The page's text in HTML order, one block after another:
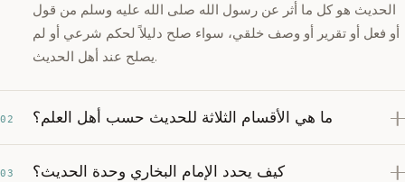
الحديث هو كل ما أُثر عن رسول الله صلى الله عليه وسلم من قول
أو فعل أو تقرير أو وصف خلقي، سواء صلح دليلاً لحكم شرعي أو لم
يصلح عند أهل الحديث.
02 ما هي الأقسام الثلاثة للحديث حسب أهل العلم؟
03 كيف يحدد الإمام البخاري وحدة الحديث؟